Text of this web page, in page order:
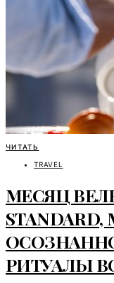
ЧИТАТЬ
TRAVEL
МЕСЯЦ
STANDARD,
РИТУАЛЫ